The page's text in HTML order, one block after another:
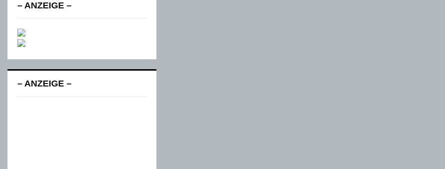
– ANZEIGE –
– ANZEIGE –